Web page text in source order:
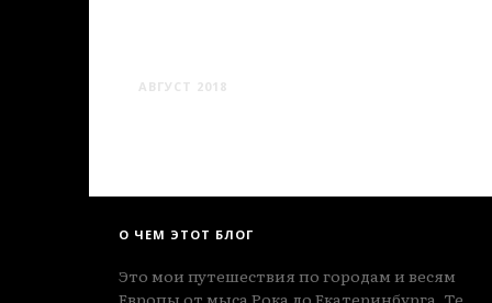
АВГУСТ 2018
О ЧЕМ ЭТОТ БЛОГ
Это мои путешествия по городам и весям
Европы от мыса Рока до Екатеринбурга. Те,